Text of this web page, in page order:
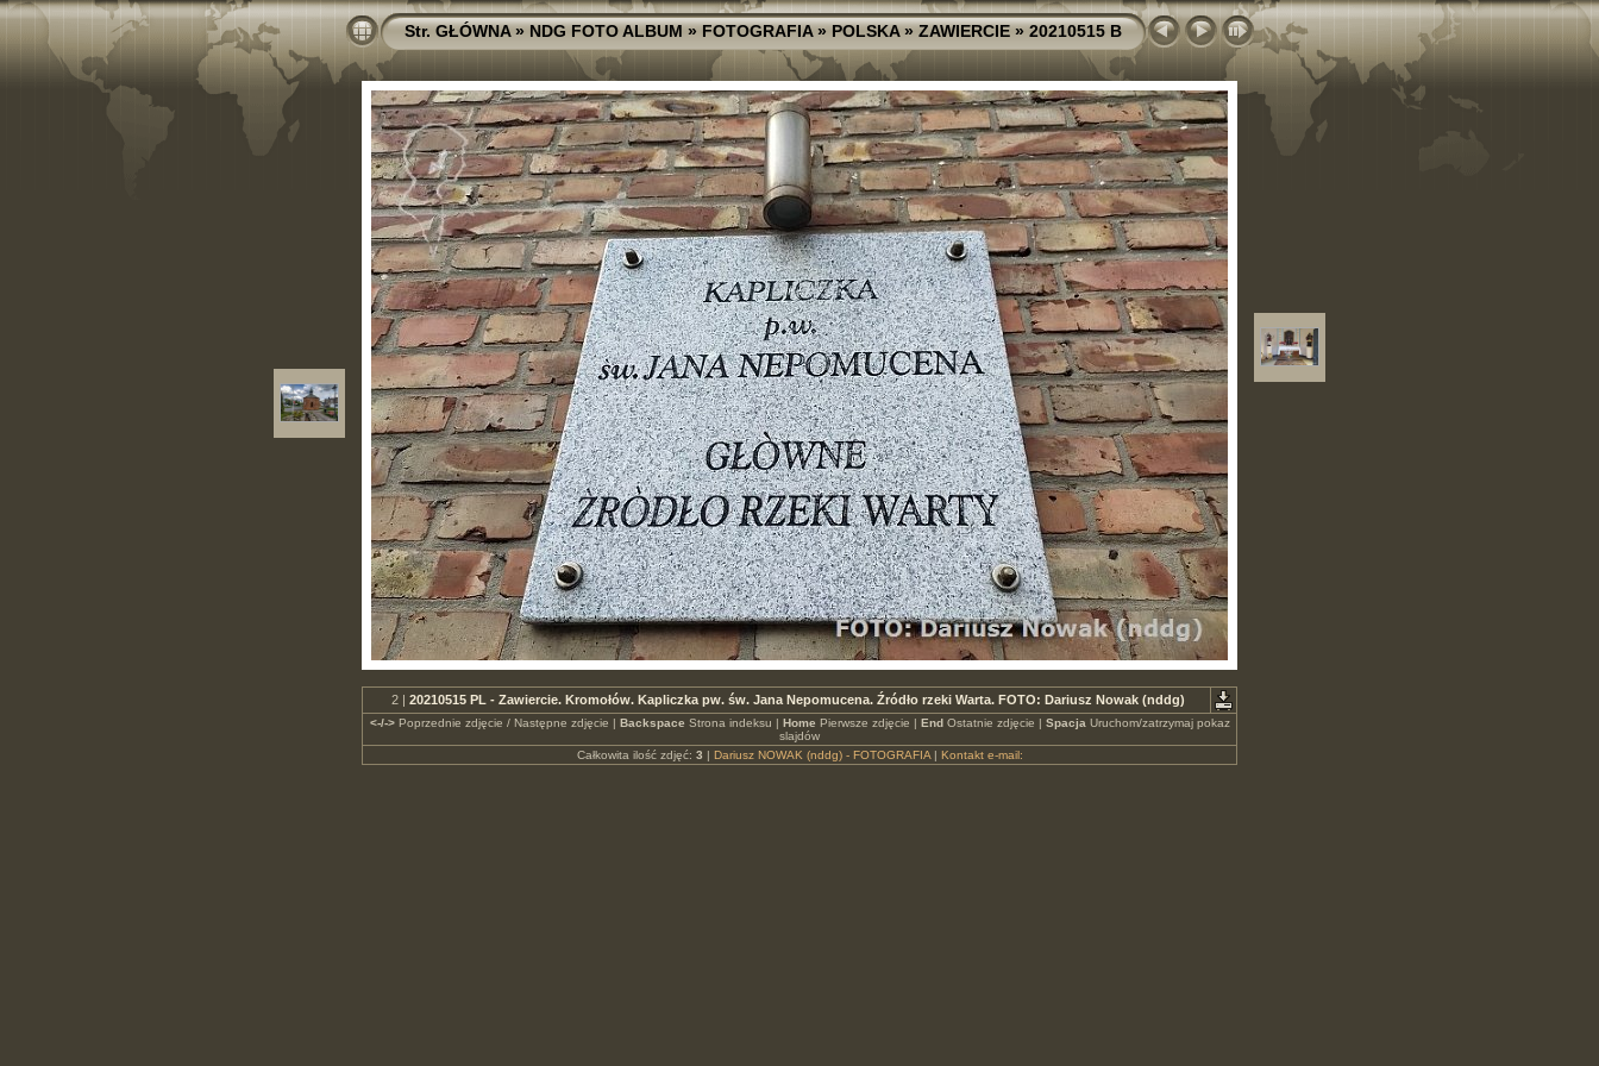
Str. GŁÓWNA»NDG FOTO ALBUM»FOTOGRAFIA»POLSKA»ZAWIERCIE»20210515 B
2 | 20210515 PL - Zawiercie. Kromołów. Kapliczka pw. św. Jana Nepomucena. Źródło rzeki Warta. FOTO: Dariusz Nowak (nddg)
<-/->Poprzednie zdjęcie / Następne zdjęcie | Backspace Strona indeksu | Home Pierwsze zdjęcie | EndOstatnie zdjęcie | Spacja Uruchom/zatrzymaj pokaz
slajdów
Całkowita ilość zdjęć: 3 | Dariusz NOWAK (nddg) - FOTOGRAFIA| Kontakt e-mail: